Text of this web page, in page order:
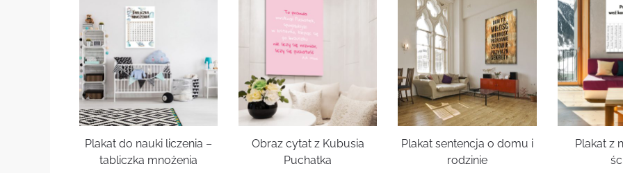
Plakat do nauki liczenia –
tabliczka mnożenia
Obraz cytat z Kubusia
Puchatka
Plakat sentencja o domu i
rodzinie
Plakat z